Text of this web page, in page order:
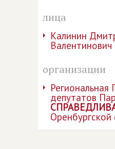
лица
Калинин
Валентинович
организации
Региональная
депутатов
Оренбургской